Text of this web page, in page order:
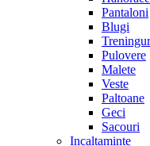
Pantaloni
Blugi
Pulovere
Malete
Veste
Paltoane
Geci
Sacouri
Incaltaminte